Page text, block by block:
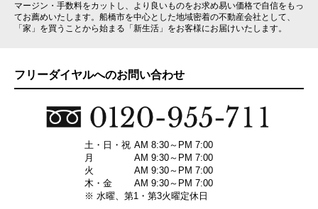
マージン・手数料をカットし、より良いものをお求め易い価格で自信をもっ
てお薦めいたします。船橋市を中心とした地域密着の不動産会社として、
「家」を買うことから始まる「新生活」をお客様にお届けいたします。
フリーダイヤルへのお問い合わせ
土・日・祝 AM 8:30～PM 7:00
月
AM 9:30～PM 7:00
火
AM 9:30～PM 7:00
木・金
AM 9:30～PM 7:00
※ 水曜、第1・第3火曜定休日